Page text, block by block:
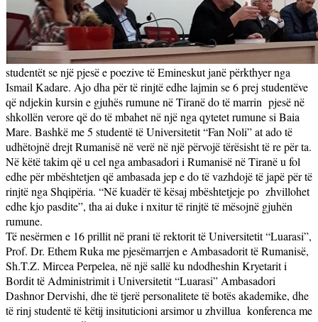
studentët se një pjesë e poezive të Emineskut janë përkthyer nga
Ismail Kadare. Ajo dha për të rinjtë edhe lajmin se 6 prej studentëve
që ndjekin kursin e gjuhës rumune në Tiranë do të marrin pjesë në
shkollën verore që do të mbahet në një nga qytetet rumune si Baia
Mare. Bashkë me 5 studentë të Universitetit “Fan Noli” at ado të
udhëtojnë drejt Rumanisë në verë në një përvojë tërësisht të re për ta.
Në këtë takim që u cel nga ambasadori i Rumanisë në Tiranë u fol
edhe për mbështetjen që ambasada jep e do të vazhdojë të japë për të
rinjtë nga Shqipëria. “Në kuadër të kësaj mbështetjeje po zhvillohet
edhe kjo pasdite”, tha ai duke i nxitur të rinjtë të mësojnë gjuhën
rumune.
Të nesërmen e 16 prillit në prani të rektorit të Universitetit “Luarasi”,
Prof. Dr. Ethem Ruka me pjesëmarrjen e Ambasadorit të Rumanisë,
Sh.T.Z. Mircea Perpelea, në një sallë ku ndodheshin Kryetarit i
Bordit të Administrimit i Universitetit “Luarasi” Ambasadori
Dashnor Dervishi, dhe të tjerë personalitete të botës akademike, dhe
të rinj studentë të këtij insituticioni arsimor u zhvillua konferenca me